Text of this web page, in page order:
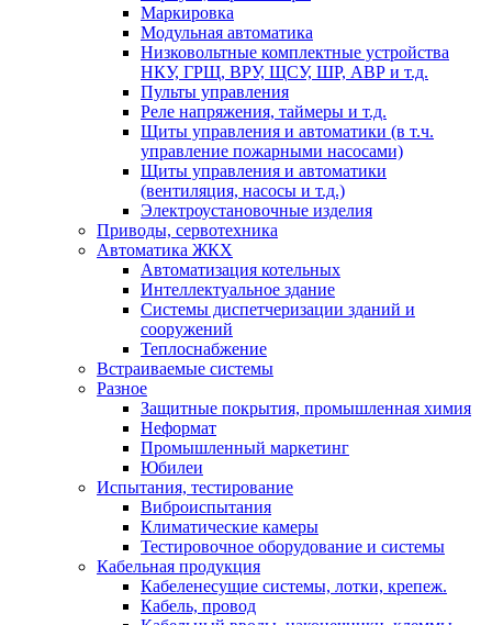
Маркировка
Модульная автоматика
Низковольтные комплектные устройства
НКУ, ГРЩ, ВРУ, ЩСУ, ШР, АВР и т.д.
Пульты управления
Реле напряжения, таймеры и т.д.
Щиты управления и автоматики (в т.ч.
управление пожарными насосами)
Щиты управления и автоматики
(вентиляция, насосы и т.д.)
Электроустановочные изделия
Приводы, сервотехника
Автоматика ЖКХ
Автоматизация котельных
Интеллектуальное здание
Системы диспетчеризации зданий и
сооружений
Теплоснабжение
Встраиваемые системы
Разное
Защитные покрытия, промышленная химия
Неформат
Промышленный маркетинг
Юбилеи
Испытания, тестирование
Виброиспытания
Климатические камеры
Тестировочное оборудование и системы
Кабельная продукция
Кабеленесущие системы, лотки, крепеж.
Кабель, провод